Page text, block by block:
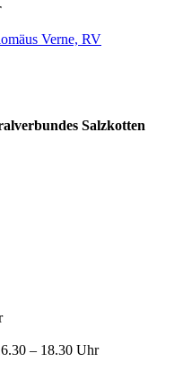
Verne, RV
Salzkotten
– 18.30 Uhr